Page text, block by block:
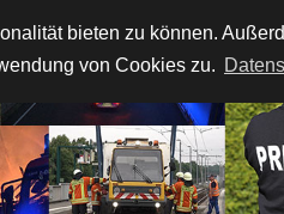
bieten zu können.
von Cookies zu.